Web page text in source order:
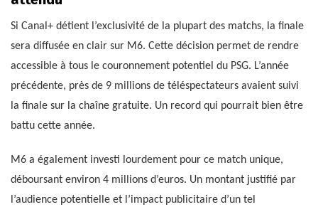
Si Canal+ détient l’exclusivité de la plupart des matchs, la finale
sera diffusée en clair sur M6. Cette décision permet de rendre
accessible à tous le couronnement potentiel du PSG. L’année
précédente, près de 9 millions de téléspectateurs avaient suivi
la finale sur la chaîne gratuite. Un record qui pourrait bien être
battu cette année.
M6 a également investi lourdement pour ce match unique,
déboursant environ 4 millions d’euros. Un montant justifié par
l’audience potentielle et l’impact publicitaire d’un tel